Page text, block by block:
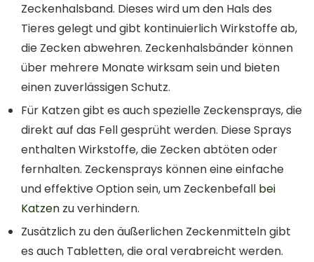
Zeckenhalsband. Dieses wird um den Hals des
Tieres gelegt und gibt kontinuierlich Wirkstoffe ab,
die Zecken abwehren. Zeckenhalsbänder können
über mehrere Monate wirksam sein und bieten
einen zuverlässigen Schutz.
Für Katzen gibt es auch spezielle Zeckensprays, die
direkt auf das Fell gesprüht werden. Diese Sprays
enthalten Wirkstoffe, die Zecken abtöten oder
fernhalten. Zeckensprays können eine einfache
und effektive Option sein, um Zeckenbefall bei
Katzen zu verhindern.
Zusätzlich zu den äußerlichen Zeckenmitteln gibt
es auch Tabletten, die oral verabreicht werden.